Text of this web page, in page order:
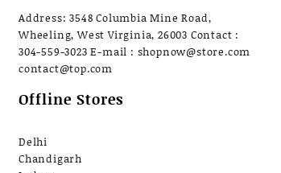
Address: 3548 Columbia Mine Road,
Wheeling, West Virginia, 26003 Contact :
304-559-3023 E-mail : shopnow@store.com
contact@top.com
Offline Stores
Delhi
Chandigarh